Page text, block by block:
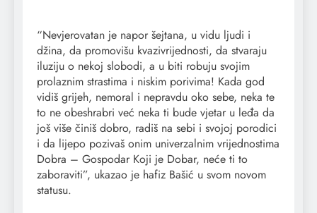
“Nevjerovatan je napor šejtana, u vidu ljudi i
džina, da promovišu kvazivrijednosti, da stvaraju
iluziju o nekoj slobodi, a u biti robuju svojim
prolaznim strastima i niskim porivima! Kada god
vidiš grijeh, nemoral i nepravdu oko sebe, neka te
to ne obeshrabri već neka ti bude vjetar u leđa da
još više činiš dobro, radiš na sebi i svojoj porodici
i da lijepo pozivaš onim univerzalnim vrijednostima
Dobra – Gospodar Koji je Dobar, neće ti to
zaboraviti”, ukazao je hafiz Bašić u svom novom
statusu.